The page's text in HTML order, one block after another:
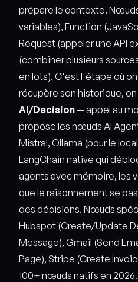
prépare le contexte.
variables), Function
Request (appeler une API
(combiner plusieurs
en lots). C'est l'étape où
récupère son historique,
AI/Decision — appel au
propose les nœuds AI
Mistral, Ollama (pour le
LangChain native qui
agents avec mémoire, les
que le raisonnement se
des décisions. Nœuds
Hubspot (Create/Update
Message), Gmail (Send
Page), Stripe (Create
100+ nœuds natifs en 2026.